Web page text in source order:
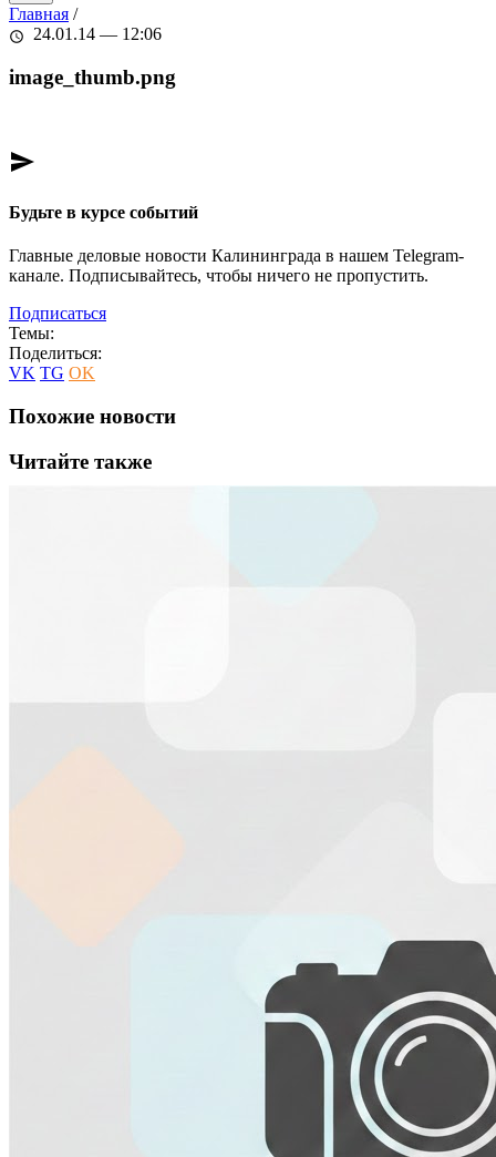
Главная /
schedule 24.01.14 — 12:06
image_thumb.png
send
Будьте в курсе событий
Главные деловые новости Калининграда в нашем Telegram-
канале. Подписывайтесь, чтобы ничего не пропустить.
Подписаться
Темы:
Поделиться:
VK TG OK
Похожие новости
Читайте также